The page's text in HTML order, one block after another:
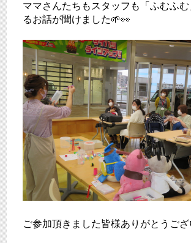
ママさんたちもスタッフも「ふむふ
るお話が聞けました🌱👀
ご参加頂きました皆様ありがとうご